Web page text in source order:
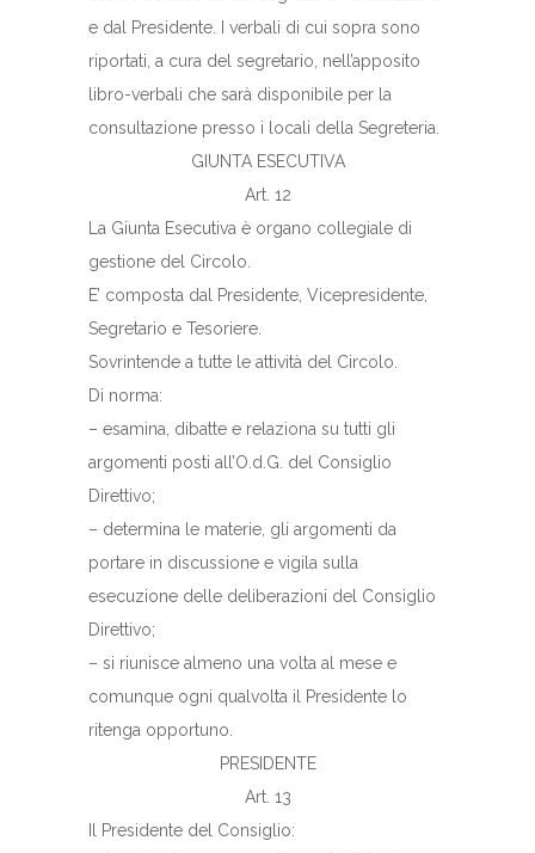
e dal Presidente. I verbali di cui sopra sono
riportati, a cura del segretario, nell’apposito
libro-verbali che sarà disponibile per la
consultazione presso i locali della Segreteria.
GIUNTA ESECUTIVA
Art. 12
La Giunta Esecutiva è organo collegiale di
gestione del Circolo.
E’ composta dal Presidente, Vicepresidente,
Segretario e Tesoriere.
Sovrintende a tutte le attività del Circolo.
Di norma:
– esamina, dibatte e relaziona su tutti gli
argomenti posti all’O.d.G. del Consiglio
Direttivo;
– determina le materie, gli argomenti da
portare in discussione e vigila sulla
esecuzione delle deliberazioni del Consiglio
Direttivo;
– si riunisce almeno una volta al mese e
comunque ogni qualvolta il Presidente lo
ritenga opportuno.
PRESIDENTE
Art. 13
Il Presidente del Consiglio: